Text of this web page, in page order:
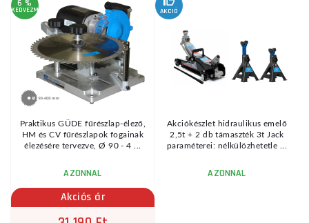
6 %
KEDVEZMÉNY
Praktikus GÜDE fűrészlap-élező,
HM és CV fűrészlapok fogainak
élezésére tervezve, Ø 90 - 4 ...
AZONNAL
Akciós ár
AKCIÓ
Akciókészlet hidraulikus emelő
2,5t + 2 db támaszték 3t Jack
paraméterei: nélkülözhetetle ...
AZONNAL